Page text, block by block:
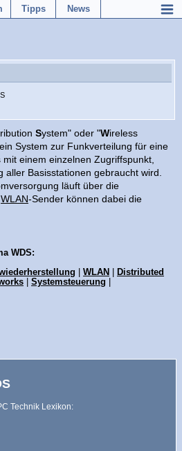
Tipps News
System" oder "Wireless
System zur Funkverteilung für eine
einem einzelnen Zugriffspunkt,
aller Basisstationen gebraucht wird.
läuft über die
WLAN-Sender können dabei die
WDS:
WLAN
Distributed
Systemsteuerung
Technik Lexikon: